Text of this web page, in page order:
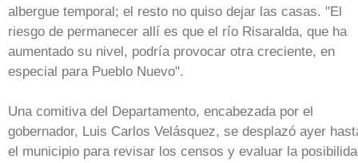
albergue temporal; el resto no quiso dejar las casas. "El
riesgo de permanecer allí es que el río Risaralda, que ha
aumentado su nivel, podría provocar otra creciente, en
especial para Pueblo Nuevo".
Una comitiva del Departamento, encabezada por el
gobernador, Luis Carlos Velásquez, se desplazó ayer
el municipio para revisar los censos y evaluar la